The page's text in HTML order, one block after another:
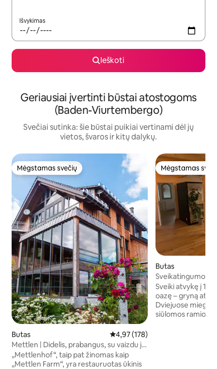
Išvykimas
Ieškoti
Geriausiai įvertinti būstai atostogoms
(Baden-Viurtembergo)
Svečiai sutinka: šie būstai puikiai vertinami dėl jų
vietos, švaros ir kitų dalykų.
Mėgstamas svečių
Mėgstamas svečių
Butas Vidutinis įvertinimas: 4,97 iš 5,
4,97 (178)
Mettlen | Didelis, prabangus, su vaizdu į
Alpes
„Mettlenhof“, taip pat žinomas kaip
„Mettlen Farm“, yra restauruotas ūkinis
Mėgstamas
Mėgstamas
Butas
Sveikatingumo
su sauna
Sveiki atvykę į
oazę – gryną
Dviejuose
siūlomos ramios